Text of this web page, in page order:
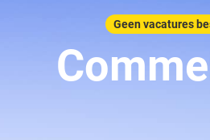
Geen vacatures